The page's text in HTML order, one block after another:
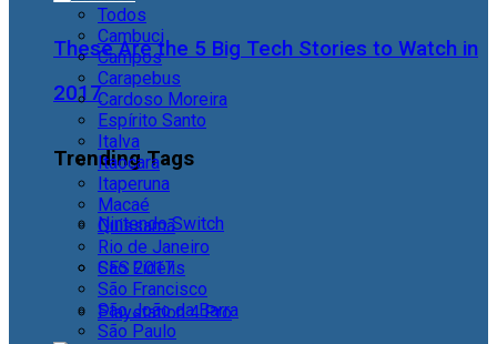
These Are the 5 Big Tech Stories to Watch in
2017
Trending Tags
Nintendo Switch
CES 2017
Playstation 4 Pro
Todos
Cambuci
Campos
Carapebus
Cardoso Moreira
Espírito Santo
Italva
Itaocara
Itaperuna
Macaé
Quissamã
Rio de Janeiro
São Fidélis
São Francisco
São João da Barra
São Paulo